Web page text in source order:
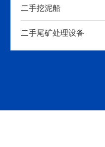
二手挖泥船
二手尾矿处理设备